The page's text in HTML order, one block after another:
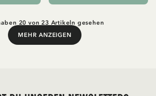
20 von 23 Artikeln gesehen
MEHR ANZEIGEN
Mehr anzeigen